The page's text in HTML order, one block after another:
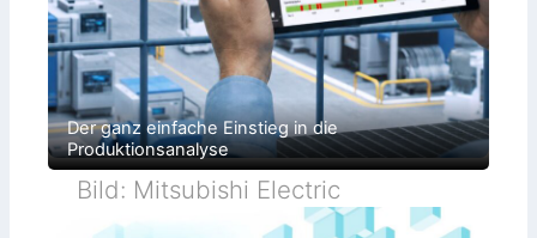
Der ganz einfache Einstieg in die
Produktionsanalyse
Bild: Mitsubishi Electric